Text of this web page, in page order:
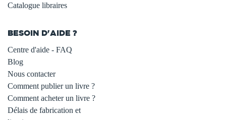
Catalogue libraires
BESOIN D'AIDE ?
Centre d'aide - FAQ
Blog
Nous contacter
Comment publier un livre ?
Comment acheter un livre ?
Délais de fabrication et